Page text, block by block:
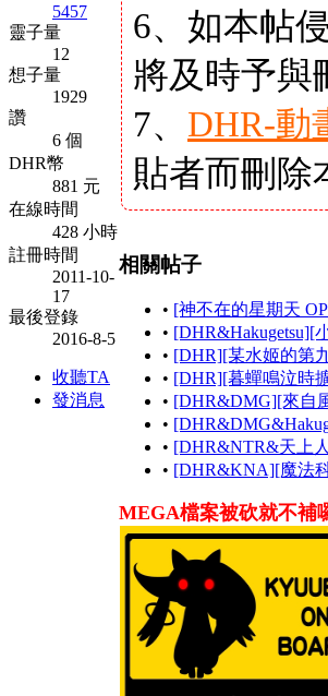
5457
靈子量
12
想子量
1929
讚
6 個
DHR幣
881 元
在線時間
428 小時
註冊時間
2011-10-
17
最後登錄
2016-8-5
收聽TA
發消息
6、如本帖
將及時予與
7、 DHR-動
貼者而刪除
相關帖子
• [神不在的星期天
• [DHR&Hakugetsu][
• [DHR][某水姬的第
• [DHR][暮蟬鳴泣時
• [DHR&DMG][來自
•
• [DHR&NTR&天上
• [DHR&KNA][魔法
MEGA檔案被砍就不補